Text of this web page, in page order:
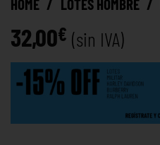
HOME / LOTES HOMBRE /
32,00€ (sin IVA)